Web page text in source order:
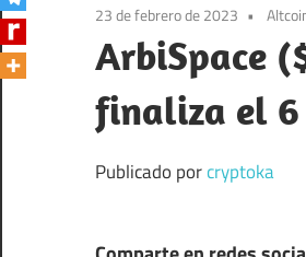
23 de febrero de 2023
ArbiSpace
finaliza el 6
Publicado porcryptoka